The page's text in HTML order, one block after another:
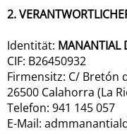
2.
Identität: MANANTIAL
CIF: B26450932
Firmensitz: C/ Bretón
26500 Calahorra (La
Telefon: 941 145 057
E-Mail: